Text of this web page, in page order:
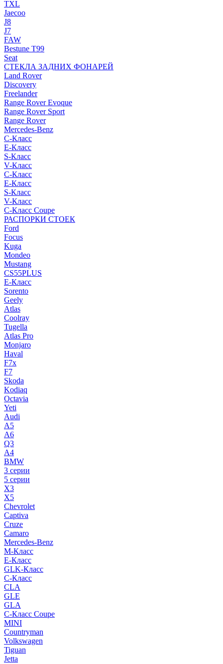
TXL
Jaecoo
J8
J7
FAW
Bestune T99
Seat
СТЕКЛА ЗАДНИХ ФОНАРЕЙ
Land Rover
Discovery
Freelander
Range Rover Evoque
Range Rover Sport
Range Rover
Mercedes-Benz
C-Класс
E-Класс
S-Класс
V-Класс
C-Класс
E-Класс
S-Класс
V-Класс
C-Класс Coupe
РАСПОРКИ СТОЕК
Ford
Focus
Kuga
Mondeo
Mustang
CS55PLUS
E-Класс
Sorento
Geely
Atlas
Coolray
Tugella
Atlas Pro
Monjaro
Haval
F7x
F7
Skoda
Kodiaq
Octavia
Yeti
Audi
A5
A6
Q3
A4
BMW
3 серии
5 серии
X3
X5
Chevrolet
Captiva
Cruze
Camaro
Mercedes-Benz
M-Класс
E-Класс
GLK-Класс
C-Класс
CLA
GLE
GLA
C-Класс Coupe
MINI
Countryman
Volkswagen
Tiguan
Jetta